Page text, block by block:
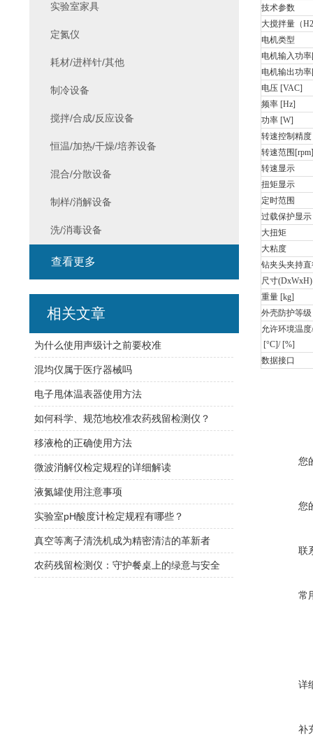
技术参数
大搅拌量（
电机类型
电机输入功
电机输出功
电压 [VAC]
频率 [Hz]
功率 [W]
转速控制精度
转速范围[rpm]
转速显示
扭矩显示
定时范围
过载保护显示
大扭矩
大粘度
钻夹头夹持
尺寸
重量 [kg]
外壳防护等级
允许环境温
[°C]/ [%]
数据接口
您
您
联
常
详
补
实验室家具
定氮仪
耗材/进样针/其他
制冷设备
搅拌/合成/反应设备
恒温/加热/干燥/培养设备
混合/分散设备
制样/消解设备
洗/消毒设备
查看更多
相关文章
为什么使用声级计之前要校准
混均仪属于医疗器械吗
电子甩体温表器使用方法
如何科学、规范地校准农药残留检测仪？
移液枪的正确使用方法
微波消解仪检定规程的详细解读
液氮罐使用注意事项
实验室pH酸度计检定规程有哪些？
真空等离子清洗机成为精密清洁的革新者
农药残留检测仪：守护餐桌上的绿意与安全